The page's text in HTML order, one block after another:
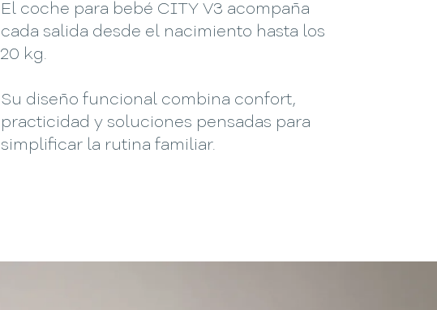
El coche para bebé CITY V3 acompaña
cada salida desde el nacimiento hasta los
20 kg.
Su diseño funcional combina confort,
practicidad y soluciones pensadas para
simplificar la rutina familiar.